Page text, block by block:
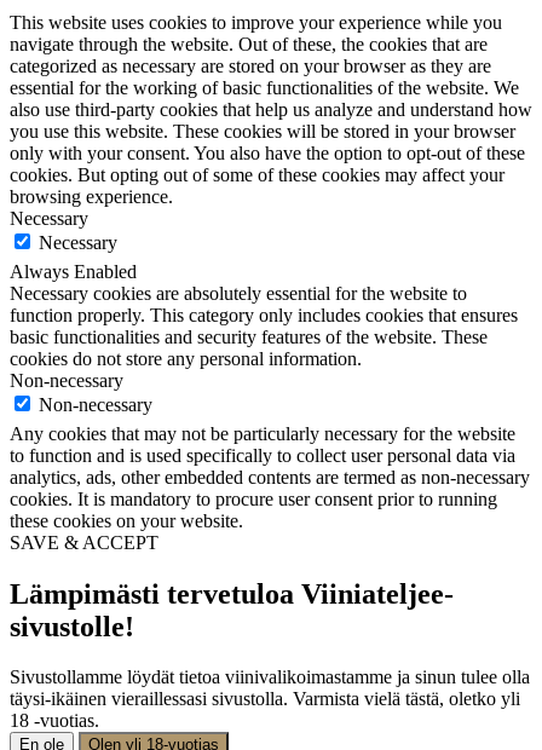
This website uses cookies to improve your experience while you
navigate through the website. Out of these, the cookies that are
categorized as necessary are stored on your browser as they are
essential for the working of basic functionalities of the website. We
also use third-party cookies that help us analyze and understand how
you use this website. These cookies will be stored in your browser
only with your consent. You also have the option to opt-out of these
cookies. But opting out of some of these cookies may affect your
browsing experience.
Necessary
Necessary
Always Enabled
Necessary cookies are absolutely essential for the website to
function properly. This category only includes cookies that ensures
basic functionalities and security features of the website. These
cookies do not store any personal information.
Non-necessary
Non-necessary
Any cookies that may not be particularly necessary for the website
to function and is used specifically to collect user personal data via
analytics, ads, other embedded contents are termed as non-necessary
cookies. It is mandatory to procure user consent prior to running
these cookies on your website.
SAVE & ACCEPT
Lämpimästi tervetuloa Viiniateljee-
sivustolle!
Sivustollamme löydät tietoa viinivalikoimastamme ja sinun tulee olla
täysi-ikäinen vieraillessasi sivustolla. Varmista vielä tästä, oletko yli
18 -vuotias.
En ole Olen yli 18-vuotias